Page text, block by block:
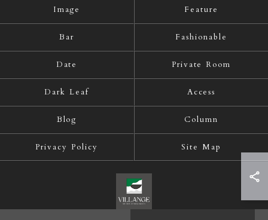
Image Feature
Bar Fashionable
Date Private Room
Dark Leaf Access
Blog Column
Privacy Policy Site Map